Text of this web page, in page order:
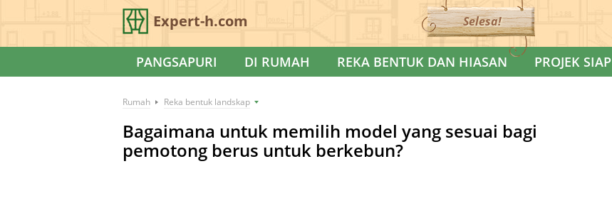
Expert-h.com Selesa!
PANGSAPURI DI RUMAH REKA BENTUK DAN HIASAN PROJEK SIAP
Rumah Reka bentuk landskap
Bagaimana untuk memilih model yang sesuai bagi
pemotong berus untuk berkebun?